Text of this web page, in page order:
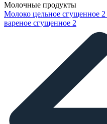
Молочные продукты
Молоко цельное сгущенное 2
вареное сгущенное 2